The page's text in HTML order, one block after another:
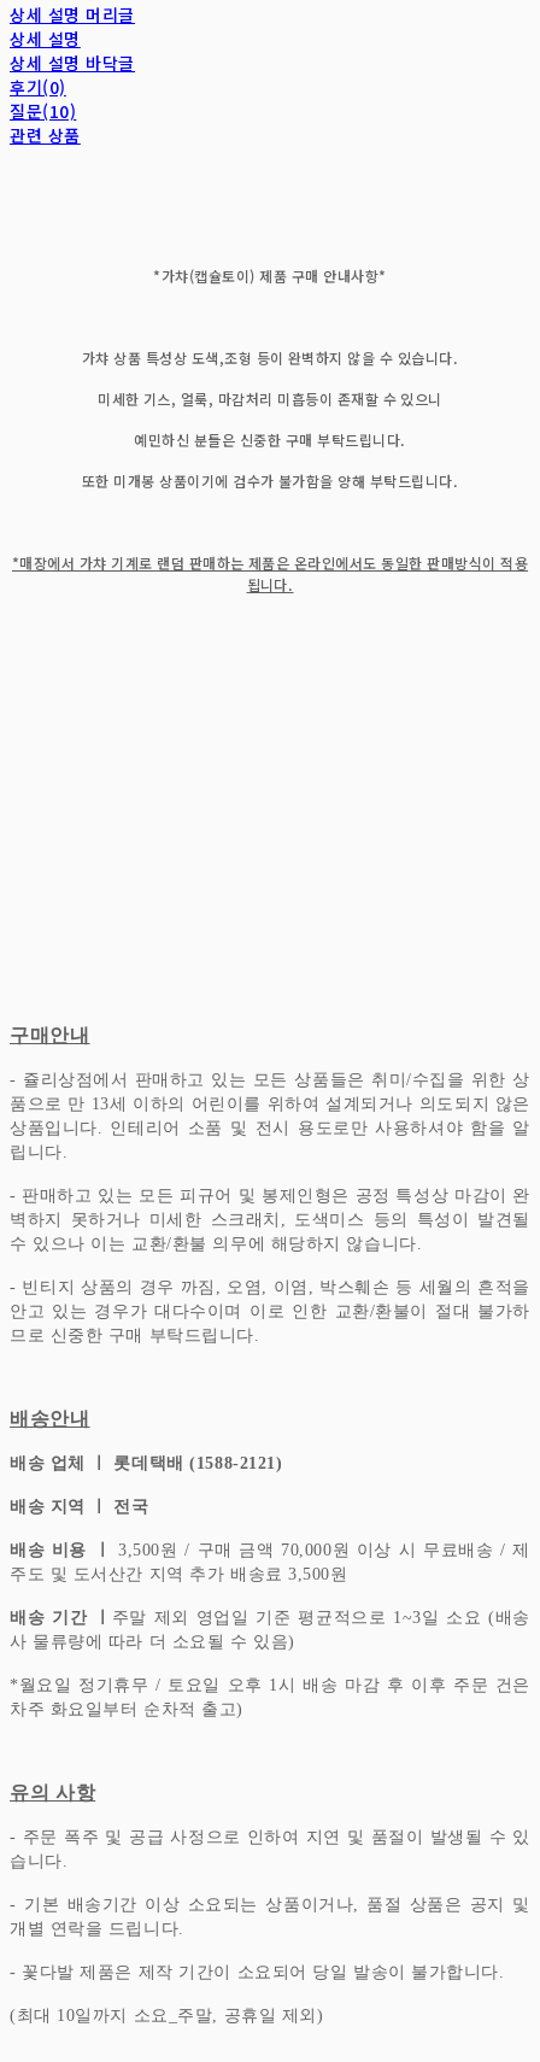
상세 설명 머리글
상세 설명
상세 설명 바닥글
후기(0)
질문(10)
관련 상품
*가챠(캡슐토이) 제품 구매 안내사항*
가챠 상품 특성상 도색,조형 등이 완벽하지 않을 수 있습니다.
미세한 기스, 얼룩, 마감처리 미흡등이 존재할 수 있으니
예민하신 분들은 신중한 구매 부탁드립니다.
또한 미개봉 상품이기에 검수가 불가함을 양해 부탁드립니다.
*매장에서 가챠 기계로 랜덤 판매하는 제품은 온라인에서도 동일한 판매방식이 적용
됩니다.
구매안내
- 쥴리상점에서 판매하고 있는 모든 상품들은 취미/수집을 위한 상
품으로 만 13세 이하의 어린이를 위하여 설계되거나 의도되지 않은
상품입니다. 인테리어 소품 및 전시 용도로만 사용하셔야 함을 알
립니다.
- 판매하고 있는 모든 피규어 및 봉제인형은 공정 특성상 마감이 완
벽하지 못하거나 미세한 스크래치, 도색미스 등의 특성이 발견될
수 있으나 이는 교환/환불 의무에 해당하지 않습니다.
- 빈티지 상품의 경우 까짐, 오염, 이염, 박스훼손 등 세월의 흔적을
안고 있는 경우가 대다수이며 이로 인한 교환/환불이 절대 불가하
므로 신중한 구매 부탁드립니다.
배송안내
배송 업체 ㅣ 롯데택배 (1588-2121)
배송 지역 ㅣ 전국
배송 비용 ㅣ3,500원 / 구매 금액 70,000원 이상 시 무료배송 / 제
주도 및 도서산간 지역 추가 배송료 3,500원
배송 기간 ㅣ 주말 제외 영업일 기준 평균적으로 1~3일 소요 (배송
사 물류량에 따라 더 소요될 수 있음)
* 월요일 정기휴무 / 토요일 오후 1시 배송 마감 후 이후 주문 건은
차주 화요일부터 순차적 출고)
유의 사항
- 주문 폭주 및 공급 사정으로 인하여 지연 및 품절이 발생될 수 있
습니다.
- 기본 배송기간 이상 소요되는 상품이거나, 품절 상품은 공지 및
개별 연락을 드립니다.
- 꽃다발 제품은 제작 기간이 소요되어 당일 발송이 불가합니다.
(최대 10일까지 소요_주말, 공휴일 제외)